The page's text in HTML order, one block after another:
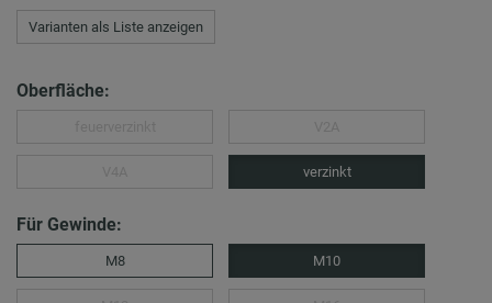
Varianten als Liste anzeigen
Oberfläche:
verzinkt
Für Gewinde:
M8 M10